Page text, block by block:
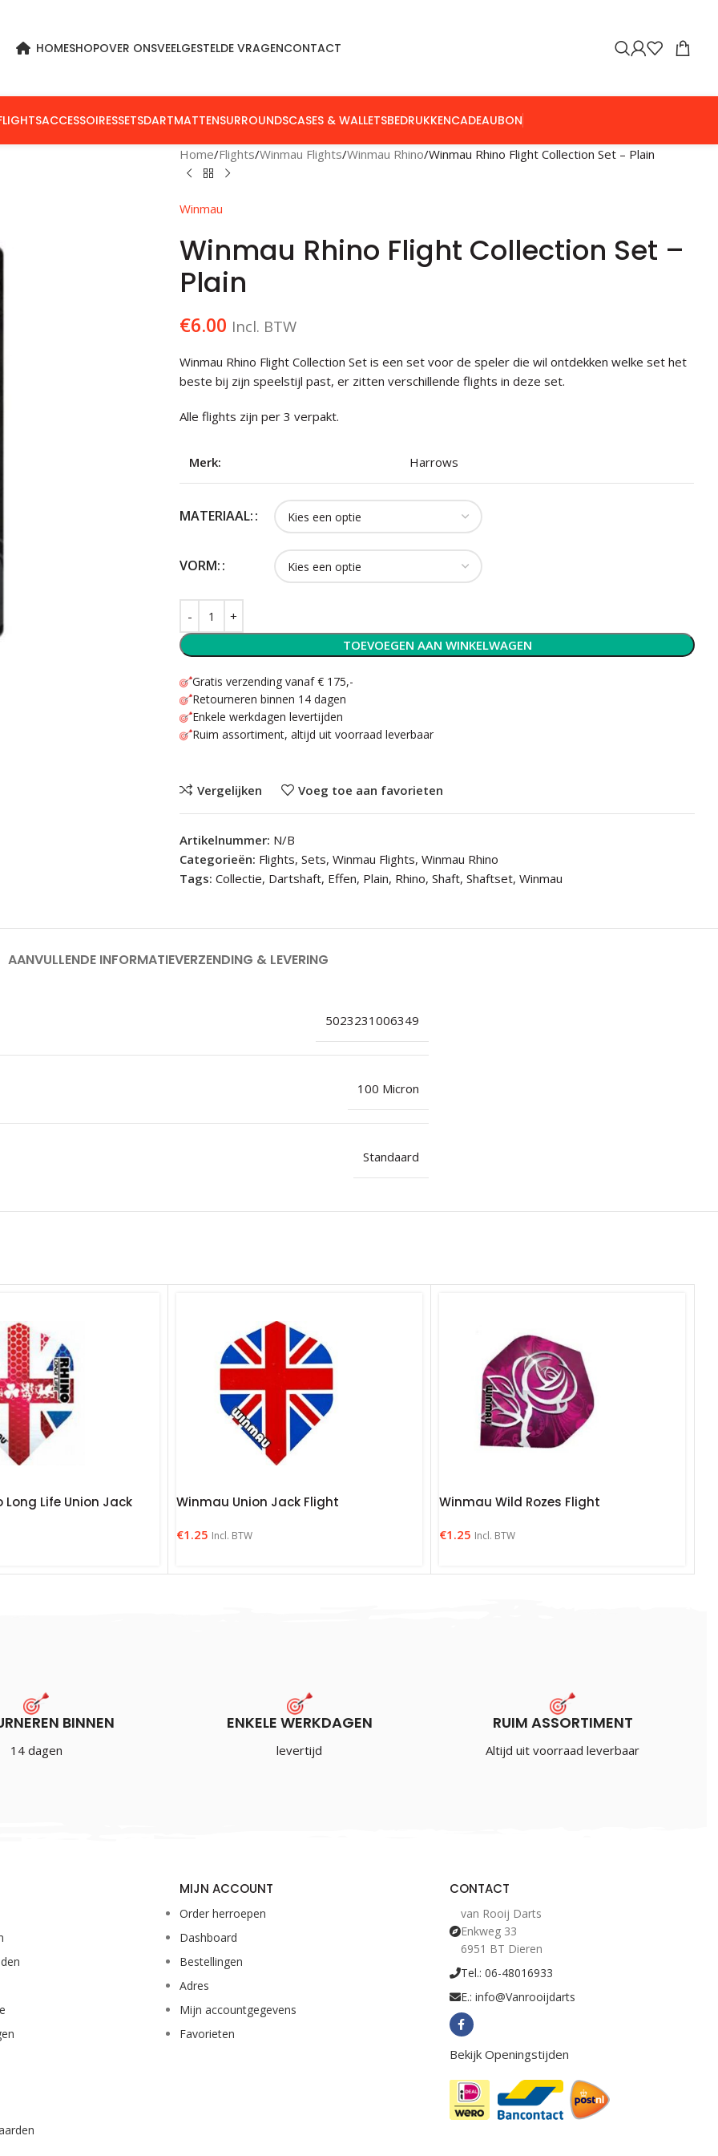
HOMESHOPOVER ONSVEELGESTELDE VRAGENCONTACT
ACCESSOIRESSETSDARTMATTENSURROUNDSCASES & WALLETSBEDRUKKENCADEAUBON
Home Flights Winmau Flights Winmau Rhino Winmau Rhino Flight Collection Set – Plain
Winmau
Winmau Rhino Flight Collection Set –
Plain
€6.00 Incl. BTW
Winmau Rhino Flight Collection Set is een set voor de speler die wil ontdekken welke set het
beste bij zijn speelstijl past, er zitten verschillende flights in deze set.
Alle flights zijn per 3 verpakt.
Merk: Harrows
MATERIAAL:
VORM:
TOEVOEGEN AAN WINKELWAGEN
Gratis verzending vanaf € 175,-
Retourneren binnen 14 dagen
Enkele werkdagen levertijden
Ruim assortiment, altijd uit voorraad leverbaar
Vergelijken Voeg toe aan favorieten
Artikelnummer: N/B
Categorieën: Flights, Sets, Winmau Flights, Winmau Rhino
Tags: Collectie, Dartshaft, Effen, Plain, Rhino, Shaft, Shaftset, Winmau
AANVULLENDE INFORMATIEVERZENDING & LEVERING
5023231006349
100 Micron
Standaard
Long Life Union Jack Winmau Union Jack Flight
€1.25 Incl. BTW
Winmau Wild Rozes Flight
€1.25 Incl. BTW
BINNEN
14 dagen
ENKELE WERKDAGEN
levertijd
RUIM ASSORTIMENT
Altijd uit voorraad leverbaar
MIJN ACCOUNT
Order herroepen
Dashboard
Bestellingen
Adres
Mijn accountgegevens
Favorieten
CONTACT
van Rooij Darts
Enkweg 33
6951 BT Dieren
Tel.: 06-48016933
E.: info@Vanrooijdarts
Bekijk Openingstijden